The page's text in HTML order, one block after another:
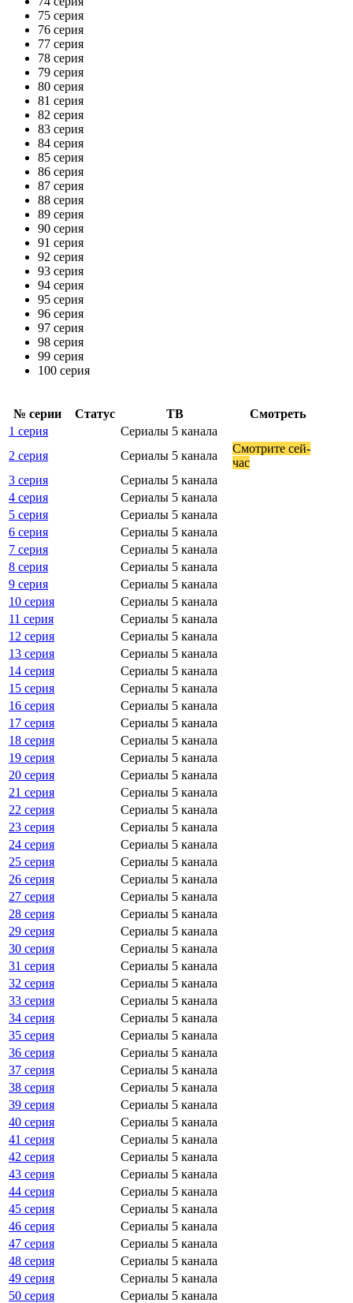
75 серия
76 серия
77 серия
78 серия
79 серия
80 серия
81 серия
82 серия
83 серия
84 серия
85 серия
86 серия
87 серия
88 серия
89 серия
90 серия
91 серия
92 серия
93 серия
94 серия
95 серия
96 серия
97 серия
98 серия
99 серия
100 серия
№ се­рии Ста­тус ТВ
Смот­реть
1 серия
Сериалы 5 канала
2 серия
Сериалы 5 канала
Смот­ри­те сей­
час
3 серия
Сериалы 5 канала
4 серия
Сериалы 5 канала
5 серия
Сериалы 5 канала
6 серия
Сериалы 5 канала
7 серия
Сериалы 5 канала
8 серия
Сериалы 5 канала
9 серия
Сериалы 5 канала
10 серия
Сериалы 5 канала
11 серия
Сериалы 5 канала
12 серия
Сериалы 5 канала
13 серия
Сериалы 5 канала
14 серия
Сериалы 5 канала
15 серия
Сериалы 5 канала
16 серия
Сериалы 5 канала
17 серия
Сериалы 5 канала
18 серия
Сериалы 5 канала
19 серия
Сериалы 5 канала
20 серия
Сериалы 5 канала
21 серия
Сериалы 5 канала
22 серия
Сериалы 5 канала
23 серия
Сериалы 5 канала
24 серия
Сериалы 5 канала
25 серия
Сериалы 5 канала
26 серия
Сериалы 5 канала
27 серия
Сериалы 5 канала
28 серия
Сериалы 5 канала
29 серия
Сериалы 5 канала
30 серия
Сериалы 5 канала
31 серия
Сериалы 5 канала
32 серия
Сериалы 5 канала
33 серия
Сериалы 5 канала
34 серия
Сериалы 5 канала
35 серия
Сериалы 5 канала
36 серия
Сериалы 5 канала
37 серия
Сериалы 5 канала
38 серия
Сериалы 5 канала
39 серия
Сериалы 5 канала
40 серия
Сериалы 5 канала
41 серия
Сериалы 5 канала
42 серия
Сериалы 5 канала
43 серия
Сериалы 5 канала
44 серия
Сериалы 5 канала
45 серия
Сериалы 5 канала
46 серия
Сериалы 5 канала
47 серия
Сериалы 5 канала
48 серия
Сериалы 5 канала
49 серия
Сериалы 5 канала
50 серия
Сериалы 5 канала